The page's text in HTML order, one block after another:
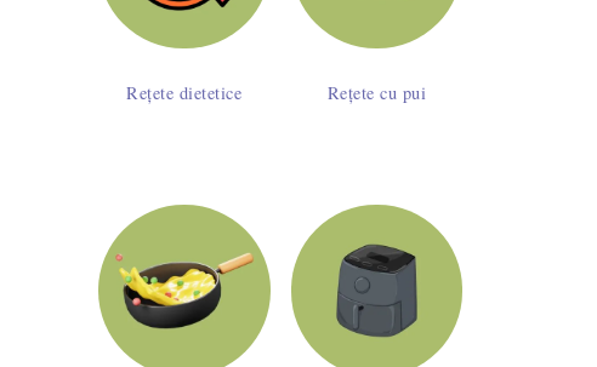
Rețete dietetice Rețete cu pui